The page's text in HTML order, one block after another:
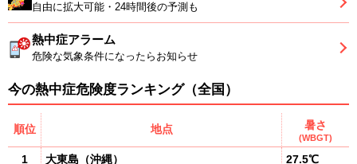
自由に拡大可能・24時間後の予測も
熱中症アラーム
危険な気象条件になったらお知らせ
今の熱中症危険度ランキング（全国）
順位 地点 暑さ
(WBGT)
1 大東島 （沖縄） 27.5℃